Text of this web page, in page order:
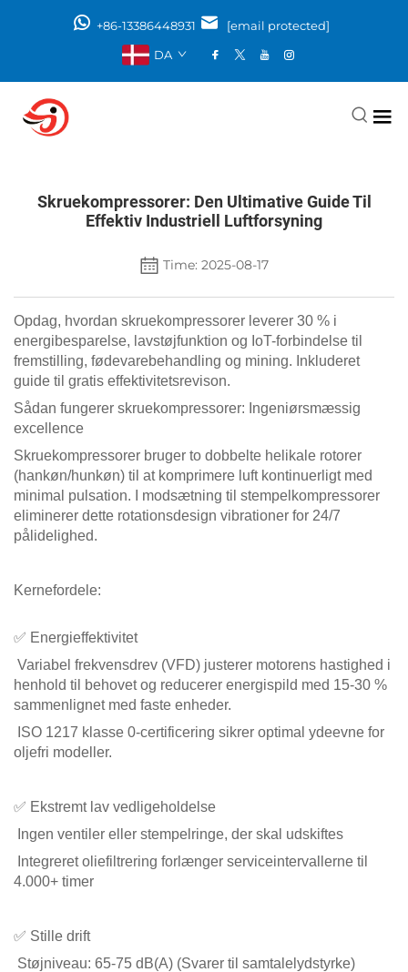
+86-13386448931
[email protected]
DA
Skruekompressorer: Den Ultimative Guide Til
Effektiv Industriell Luftforsyning
Time: 2025-08-17
Opdag, hvordan skruekompressorer leverer 30 % i
energibesparelse, lavstøjfunktion og IoT-forbindelse til
fremstilling, fødevarebehandling og mining. Inkluderet
guide til gratis effektivitetsrevison.
Sådan fungerer skruekompressorer: Ingeniørsmæssig
excellence
Skruekompressorer bruger to dobbelte helikale rotorer
(hankøn/hunkøn) til at komprimere luft kontinuerligt med
minimal pulsation. I modsætning til stempelkompressorer
eliminerer dette rotationsdesign vibrationer for 24/7
pålidelighed.
Kernefordele:
✅ Energieffektivitet
Variabel frekvensdrev (VFD) justerer motorens hastighed i
henhold til behovet og reducerer energispild med 15-30 %
sammenlignet med faste enheder.
ISO 1217 klasse 0-certificering sikrer optimal ydeevne for
oljefri modeller.
✅ Ekstremt lav vedligeholdelse
Ingen ventiler eller stempelringe, der skal udskiftes
Integreret oliefiltrering forlænger serviceintervallerne til
4.000+ timer
✅ Stille drift
Støjniveau: 65-75 dB(A) (Svarer til samtalelydstyrke)